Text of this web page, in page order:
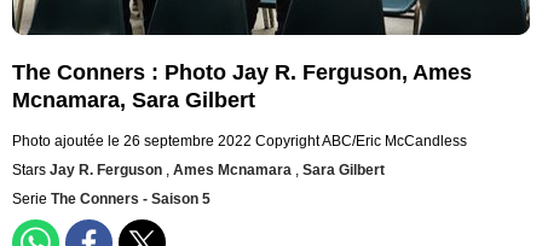
The Conners : Photo Jay R. Ferguson, Ames
Mcnamara, Sara Gilbert
Photo ajoutée le 26 septembre 2022 Copyright ABC/Eric McCandless
Stars Jay R. Ferguson , Ames Mcnamara , Sara Gilbert
Serie The Conners - Saison 5